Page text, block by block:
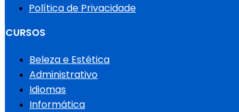
Política de Privacidade
CURSOS
Beleza e Estética
Administrativo
Idiomas
Informática